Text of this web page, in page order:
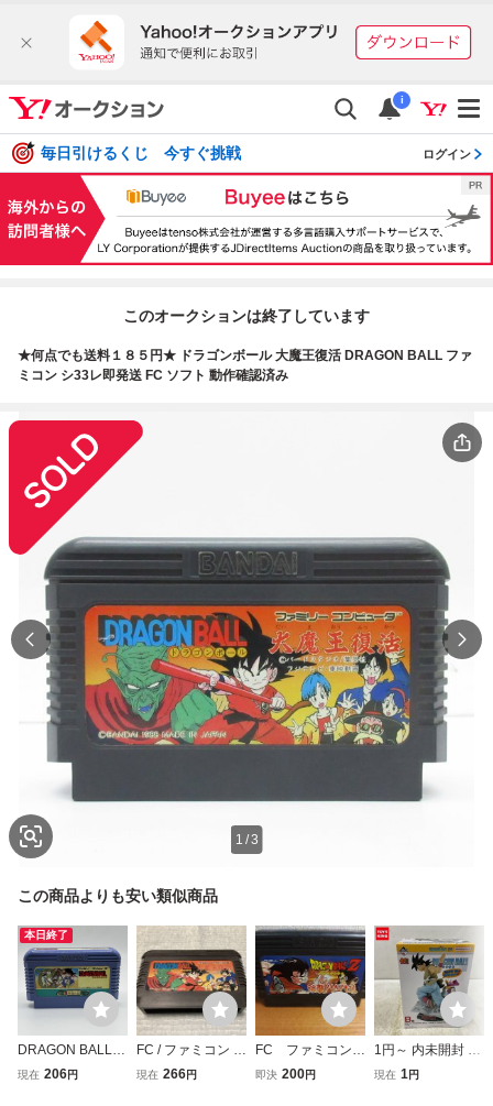
i
毎日引けるくじ 今すぐ挑戦 ログイン
このオークションは終了しています
★何点でも送料１８５円★ ドラゴンボール 大魔王復活 DRAGON BALL ファ
ミコン シ33レ即発送 FC ソフト 動作確認済み
1 /3
この商品よりも安い類似商品
本日終了
DRAGON BALL
ドラゴンボール バ
現在 206円
FC / ファミコン ド
ラゴンボール 大魔
現在 266円
FC ファミコン
ドラゴンボールZ
即決 200円
1円～ 内未開封 一
番くじ ドラゴンボ
現在 1円